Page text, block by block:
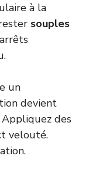
à la
souples
un
devient
des
velouté.